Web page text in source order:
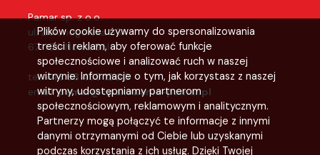
Plików cookie używamy do spersonalizowania
treści i reklam, aby oferować funkcje
społecznościowe i analizować ruch w naszej
witrynie. Informacje o tym, jak korzystasz z naszej
witryny, udostępniamy partnerom
społecznościowym, reklamowym i analitycznym.
Partnerzy mogą połączyć te informacje z innymi
danymi otrzymanymi od Ciebie lub uzyskanymi
podczas korzystania z ich usług. Dzięki Twojej
Pamar sp. z o.o.
ul. Zielonogórska 63A
67-100 Nowa Sól
tel:+48 68 455 12 20
email:pamar@opakowania-pamar.pl